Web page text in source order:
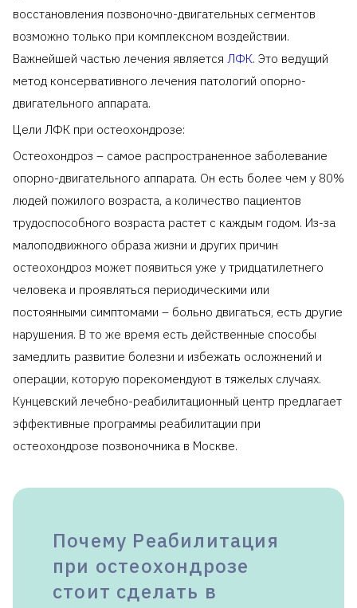
восстановления позвоночно-двигательных сегментов
возможно только при комплексном воздействии.
Важнейшей частью лечения является ЛФК. Это ведущий
метод консервативного лечения патологий опорно-
двигательного аппарата.
Цели ЛФК при остеохондрозе:
Остеохондроз – самое распространенное заболевание
опорно-двигательного аппарата. Он есть более чем у 80%
людей пожилого возраста, а количество пациентов
трудоспособного возраста растет с каждым годом. Из-за
малоподвижного образа жизни и других причин
остеохондроз может появиться уже у тридцатилетнего
человека и проявляться периодическими или
постоянными симптомами – больно двигаться, есть другие
нарушения. В то же время есть действенные способы
замедлить развитие болезни и избежать осложнений и
операции, которую порекомендуют в тяжелых случаях.
Кунцевский лечебно-реабилитационный центр предлагает
эффективные программы реабилитации при
остеохондрозе позвоночника в Москве.
Почему Реабилитация
при остеохондрозе
стоит сделать в